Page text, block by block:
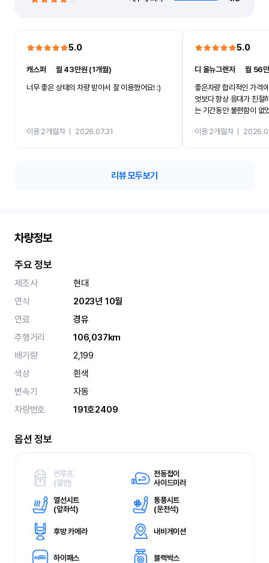
5.0
캐스퍼
월 43만원 (1개월)
너무 좋은 상태의 차량 받아서 잘 이용했어요! :)
이용 2개월차ㅣ 2026.07.31
5.0
디 올뉴그랜저 ㅣ월 56
좋은차량 합리적인 가격
엇보다 항상 응대가 친절
는 기간동안 불편함이 없
카 렌트 고민없이 강추합
이용 2개월차ㅣ
리뷰 모두보기
차량정보
주요 정보
제조사
현대
연식
2023년 10월
연료
경유
주행거리
106,037km
배기량
2,199
색상
흰색
변속기
자동
차량번호
191호2409
옵션 정보
썬루프
(일반)
전동접이
사이드미러
열선시트
(앞좌석)
통풍시트
(운전석)
후방 카메라 내비게이션
하이패스 블랙박스